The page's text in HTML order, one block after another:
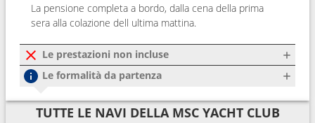
La pensione completa a bordo, dalla cena della prima
sera alla colazione dell ultima mattina.
Le prestazioni non incluse
Le formalità da partenza
TUTTE LE NAVI DELLA MSC YACHT CLUB